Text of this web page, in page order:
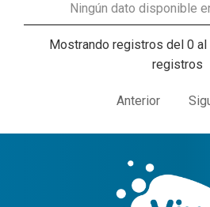
Ningún dato disponible
Mostrando registros del 0 al
registros
Anterior